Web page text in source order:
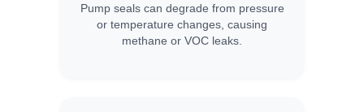
Pump seals can degrade from pressure
or temperature changes, causing
methane or VOC leaks.